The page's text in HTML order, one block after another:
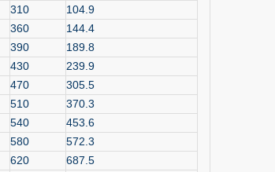
310
104.9
360
144.4
390
189.8
430
239.9
470
305.5
510
370.3
540
453.6
580
572.3
620
687.5